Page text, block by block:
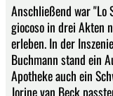
Anschließend war "Lo
giocoso in drei Akten
erleben. In der
Buchmann stand ein
Apotheke auch ein
Jorine van Beck